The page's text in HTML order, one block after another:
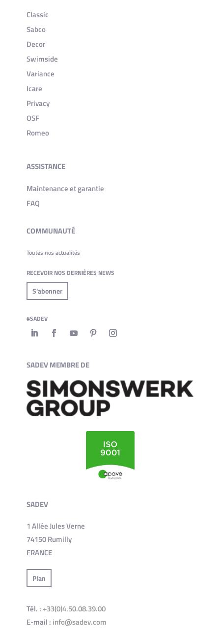
Classic
Sabco
Decor
Swimside
Variance
Icare
Privacy
OSF
Romeo
ASSISTANCE
Maintenance et garantie
FAQ
COMMUNAUTÉ
Toutes nos actualités
RECEVOIR NOS DERNIÈRES NEWS
S'abonner
#SADEV
SADEV MEMBRE DE
SADEV
1 Allée Jules Verne
74150 Rumilly
FRANCE
Plan
Tél. : +33(0)4.50.08.39.00
E-mail : info@sadev.com